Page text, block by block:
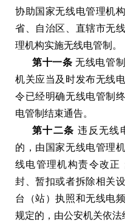
协助国家无线电管理机
省、自治区、直辖市无
理机构实施无线电管制。
第十一条无线电管
机关应当及时发布无线
令已经明确无线电管制
电管制结束通告。
第十二条违反无线
的，由国家无线电管理
线电管理机构责令改正
封、暂扣或者拆除相关
台（站）执照和无线电
规定的，由公安机关依法